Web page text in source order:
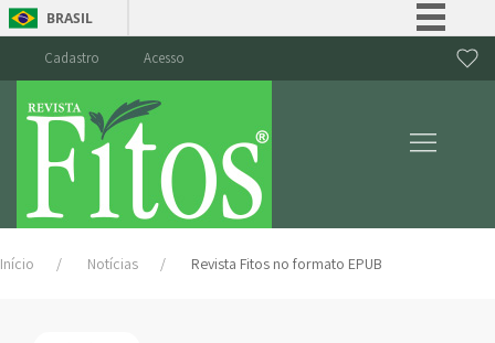
BRASIL
Canais
Cadastro Acesso
Início Notícias Revista Fitos no formato EPUB